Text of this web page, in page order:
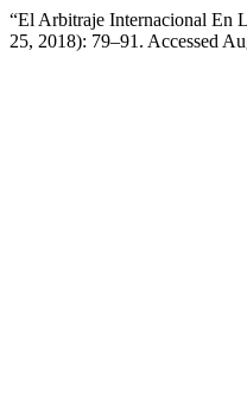
“El Arbitraje Internacional En
25, 2018): 79–91. Accessed